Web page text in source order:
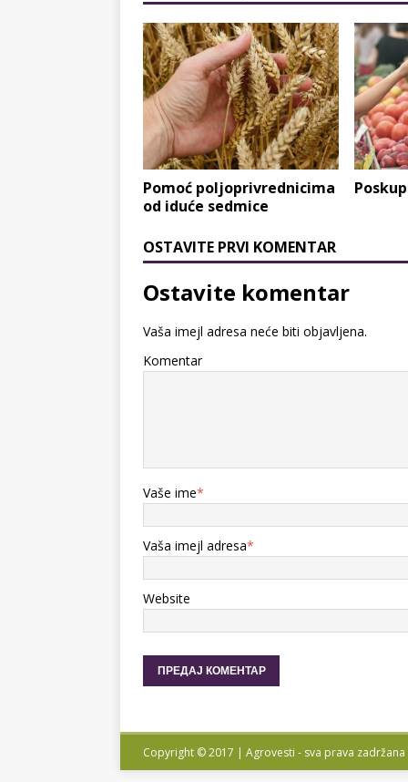
Pomoć poljoprivrednicima
od iduće sedmice
OSTAVITE PRVI KOMENTAR
Ostavite komentar
Vaša imejl adresa neće biti objavljena.
Komentar
Vaše ime*
Vaša imejl adresa*
Website
Copyright © 2017 | Agrovesti - sva prava zadržana